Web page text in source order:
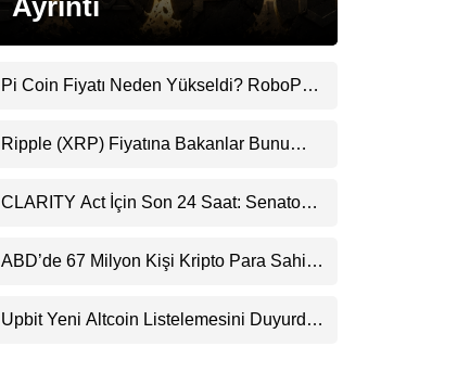
Pi Coin Fiyatı Neden Yükseldi? RoboPay
Destekledi
Ripple (XRP) Fiyatına Bakanlar Bunu
Uyarı
CLARITY Act İçin Son 24 Saat: Senato
Beklentisini Bozabilir
ABD’de 67 Milyon Kişi Kripto Para Sahibi:
Upbit Yeni Altcoin Listelemesini Duyurdu: